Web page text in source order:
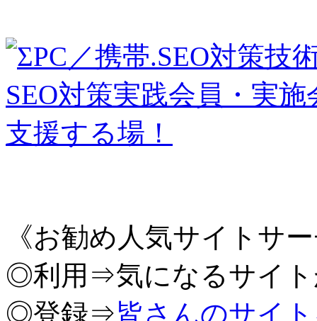
《お勧め人気サイトサ
◎利用⇒気になるサイト
◎登録⇒皆さんのサイ